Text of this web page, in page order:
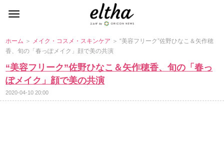
ホーム ＞ メイク・コスメ・スキンケア ＞ “美容フリーク”佐野ひなこ＆矢作穂
香、旬の「春っぽメイク」顔で美の共演
“美容フリーク”佐野ひなこ＆矢作穂香、旬の「春っ
ぽメイク」顔で美の共演
2020-04-10 20:00